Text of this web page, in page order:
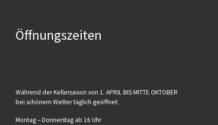
Öffnungszeiten
Wäh­rend der Kel­ler­sai­son von 1. APRIL BIS MITTE OKTOBER
bei schö­nem Wet­ter täg­lich geöffnet:
Mon­tag – Don­ners­tag ab 16 Uhr